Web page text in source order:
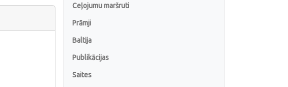
Ceļojumu maršruti
Prāmji
Baltija
Publikācijas
Saites